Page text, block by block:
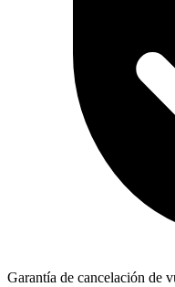
Garantía de cancelación de